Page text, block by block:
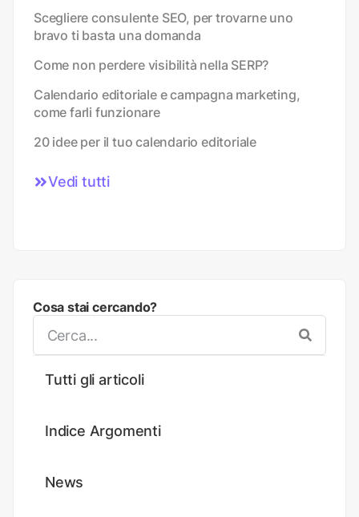
Scegliere consulente SEO, per trovarne uno
bravo ti basta una domanda
Come non perdere visibilità nella SERP?
Calendario editoriale e campagna marketing,
come farli funzionare
20 idee per il tuo calendario editoriale
Vedi tutti
Cosa stai cercando?
Tutti gli articoli
Indice Argomenti
News